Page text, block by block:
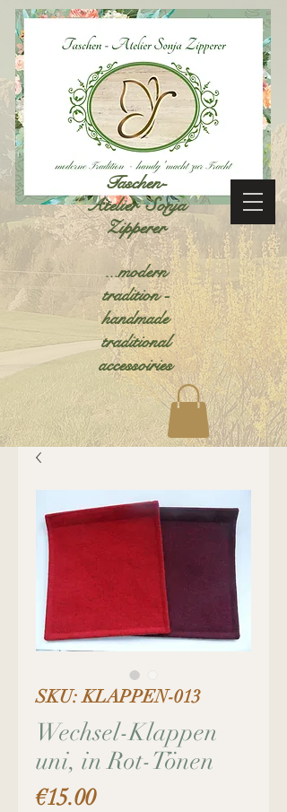
Taschen-
Atelier Sonja
Zipperer
...modern
tradition -
handmade
traditional
accessoiries
SKU: KLAPPEN-013
Wechsel-Klappen
uni, in Rot-Tönen
€15.00Price